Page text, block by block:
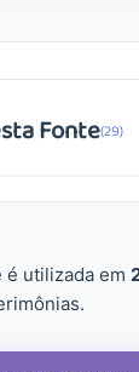
Fonte(29)
é utilizada em